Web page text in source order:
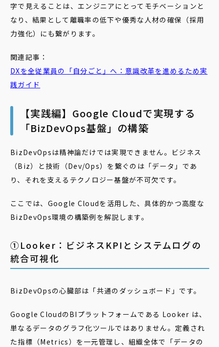
字で見えることは、エンジニアにとってモチベーションと
なり、結果として離職率の低下や優秀な人材の確保（採用
力強化）にも繋がります。
関連記事：
DXを全従業員の「自分ごと」へ：意識改革を進めるため実
践ガイド
【実践編】Google Cloudで実現する
「BizDevOps基盤」の構築
BizDevOpsは精神論だけでは実現できません。ビジネス
（Biz）と技術（Dev/Ops）を繋ぐのは「データ」であ
り、それを支えるテクノロジー基盤が不可欠です。
ここでは、Google Cloudを活用した、具体的かつ高度な
BizDevOps環境の構築例を解説します。
①Looker：ビジネスKPIとシステムログの
統合可視化
BizDevOpsの心臓部は「共通のダッシュボード」です。
Google CloudのBIプラットフォームである Looker は、
単なるデータのグラフ化ツールではありません。定義され
た指標（Metrics）を一元管理し、組織全体で「データの